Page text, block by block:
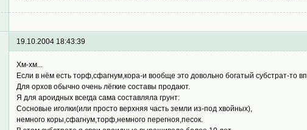
19.10.2004 18:43:39
Хм-хм...
Если в нём есть торф,сфагнум,кора-и вообще это довольно богатый субстрат-то
Для орхов обычно очень лёгкие составы продают.
Я для ароидных всегда сама составляла грунт:
Сосновые иголки(или просто верхняя часть земли из-под хвойных),
немного коры,сфагнум,торф,немного перегноя,песок.